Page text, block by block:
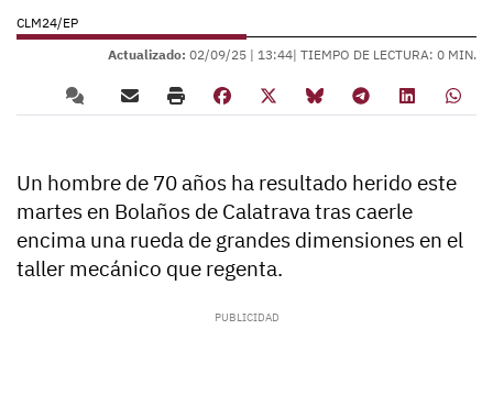
CLM24/EP
Actualizado: 02/09/25 | 13:44| TIEMPO DE LECTURA: 0 MIN.
Un hombre de 70 años ha resultado herido este
martes en Bolaños de Calatrava tras caerle
encima una rueda de grandes dimensiones en el
taller mecánico que regenta.